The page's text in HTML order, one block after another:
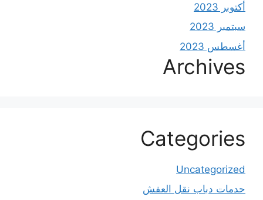
أكتوبر 2023
سبتمبر 2023
أغسطس 2023
Archives
Categories
Uncategorized
حدمات دباب نقل العفش